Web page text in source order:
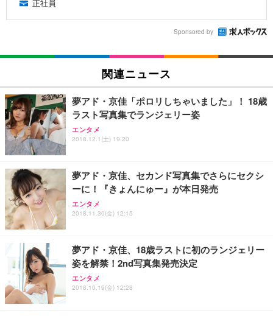
正社員
Sponsored by
関連ニュース
夢アド・京佳「ポロリしちゃいました」！ 18歳
ラスト写真集でランジェリー姿
エンタメ
2018.12.1(土) 19:20
夢アド・京佳、セカンド写真集でさらにセクシ
ーに！『きょんにゅー』が本日発売
エンタメ
2018.11.30(金) 12:15
夢アド・京佳、18歳ラストに初のランジェリー
姿を解禁！2nd写真集発売決定
エンタメ
2018.10.19(金) 12:28